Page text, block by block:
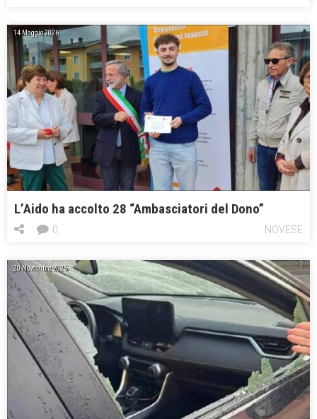
14 Maggio 2026
L’Aido ha accolto 28 “Ambasciatori del Dono”
NOVESE
0
20 Novembre 2025